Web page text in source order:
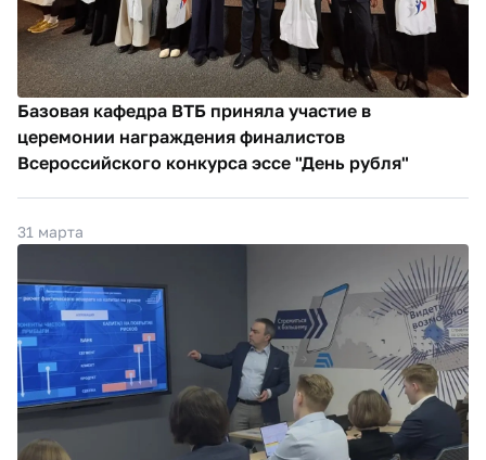
Базовая кафедра ВТБ приняла участие в
церемонии награждения финалистов
Всероссийского конкурса эссе "День рубля"
31 марта